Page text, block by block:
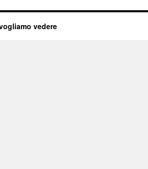
vedere